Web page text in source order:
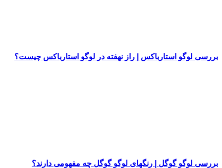
بررسی لوگو استارباکس | راز نهفته در لوگو استارباکس چیست؟
بررسی لوگو گوگل | رنگهای لوگو گوگل چه مفهومی دارند؟